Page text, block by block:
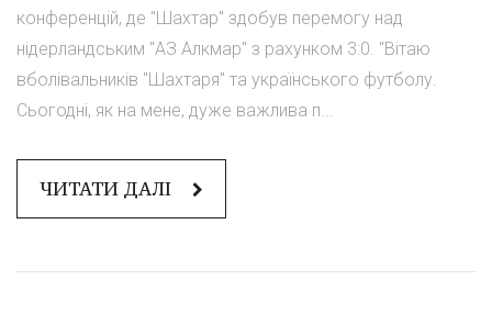
конференцій, де "Шахтар" здобув перемогу над
нідерландським "АЗ Алкмар" з рахунком 3:0. "Вітаю
вболівальників "Шахтаря" та українського футболу.
Сьогодні, як на мене, дуже важлива п...
ЧИТАТИ ДАЛІ